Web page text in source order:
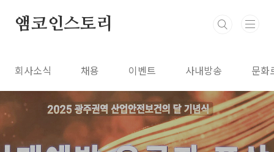
앰코인스토리
회사소식 채용 이벤트 사내방송 문화